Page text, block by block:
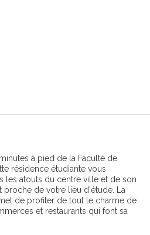
à pied de la Faculté de
résidence étudiante vous
les atouts du centre ville et de son
proche de votre lieu d'étude. La
de profiter de tout le charme de
et restaurants qui font sa